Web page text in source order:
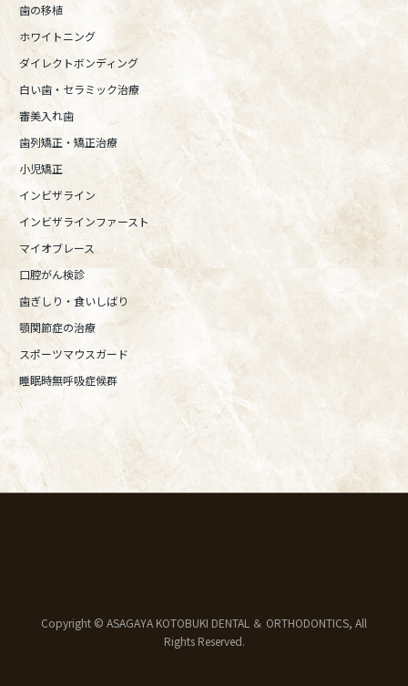
歯の移植
ホワイトニング
ダイレクトボンディング
白い歯・セラミック治療
審美入れ歯
歯列矯正・矯正治療
小児矯正
インビザライン
インビザラインファースト
マイオブレース
口腔がん検診
歯ぎしり・食いしばり
顎関節症の治療
スポーツマウスガード
睡眠時無呼吸症候群
Copyright © ASAGAYA KOTOBUKI DENTAL ＆ ORTHODONTICS, All
Rights Reserved.